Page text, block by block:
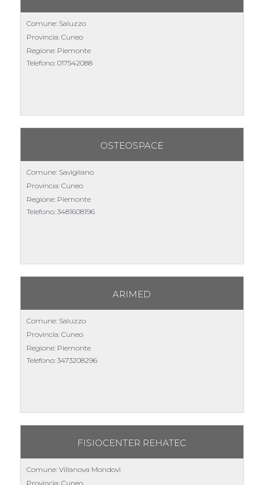
Comune: Saluzzo
Provincia: Cuneo
Regione: Piemonte
Telefono: 017542088
OSTEOSPACE
Comune: Savigliano
Provincia: Cuneo
Regione: Piemonte
Telefono: 3481608196
ARIMED
Comune: Saluzzo
Provincia: Cuneo
Regione: Piemonte
Telefono: 3473208296
FISIOCENTER REHATEC
Comune: Villanova Mondovì
Provincia: Cuneo